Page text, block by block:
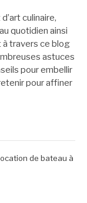
culinaire,
quotidien ainsi
à travers ce blog
astuces
pour embellir
pour affiner
de bateau à